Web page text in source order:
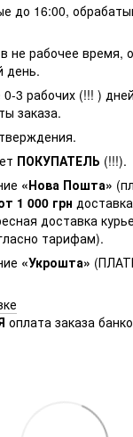
до 16:00,
не рабочее время,
день.
3 рабочих (!!! )
заказа.
ПОКУПАТЕЛЬ (!!!).
«Нова Пошта»
1 000 грн доставка
доставка
тарифам).
«Укрошта»
оплата заказа